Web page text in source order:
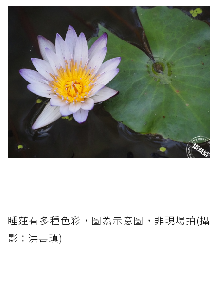
睡蓮有多種色彩，圖為示意圖，非現場拍(攝
影：洪書瑱)